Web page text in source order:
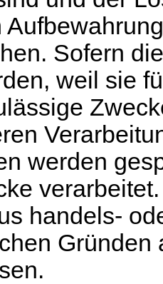
Sofern
weil sie
werden
handels-
Gründen